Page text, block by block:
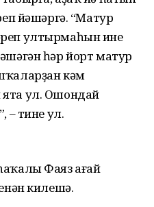
йәшәргә. “Матур
ултыр­маһын ине
һәр йорт матур
кәм
ул. Ошондай
– тине ул.
Фаяз ағай
килешә.